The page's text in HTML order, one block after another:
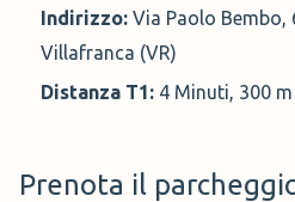
Indirizzo: Via Paolo Bembo,
Villafranca (VR)
Distanza T1: 4 Minuti, 300 m
Prenota il